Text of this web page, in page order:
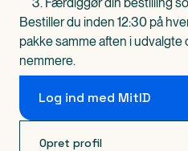
Bestiller du inden 12:30 på
pakke samme aften i udvalgte
nemmere.
Log ind med MitID
Opret profil